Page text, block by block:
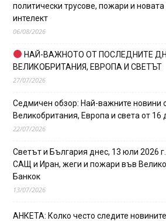
политически трусове, пожари и новата
интелект
06/08/2026
НАЙ-ВАЖНОТО ОТ ПОСЛЕДНИТЕ
ВЕЛИКОБРИТАНИЯ, ЕВРОПА И СВЕТЪТ
27/07/2026
Седмичен обзор: Най-важните новини
Великобритания, Европа и света от 16
22/07/2026
Светът и България днес, 13 юли 2026
САЩ и Иран, жеги и пожари във
Банкок
13/07/2026
АНКЕТА: Колко често следите